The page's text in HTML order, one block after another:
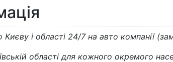
і області 24/7 на авто компанії
області для кожного окремого